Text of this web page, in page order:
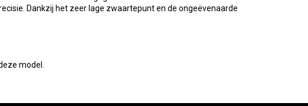
Dankzij het zeer lage zwaartepunt en de ongeëvenaarde
model.